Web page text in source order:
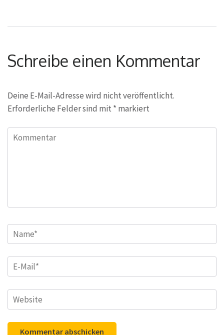
Schreibe einen Kommentar
Deine E-Mail-Adresse wird nicht veröffentlicht.
Erforderliche Felder sind mit * markiert
Kommentar
Name*
E-
Mail*
Website